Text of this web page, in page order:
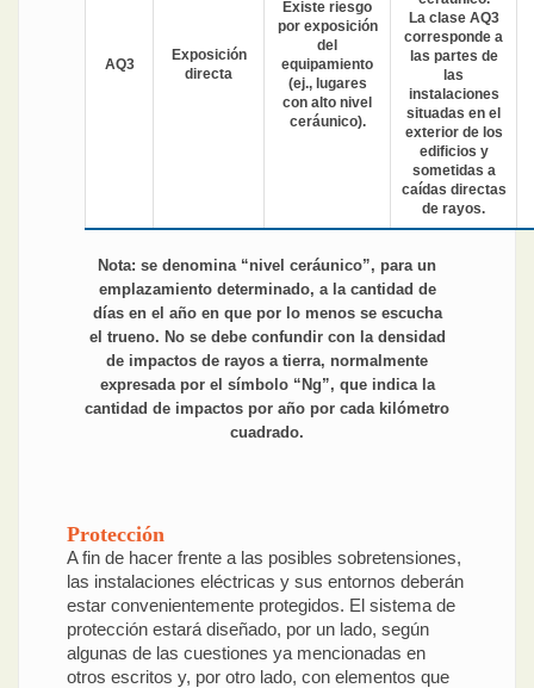
La clase AQ3
corresponde a
las partes de
las
instalaciones
situadas en el
exterior de los
edificios y
sometidas a
caídas directas
de rayos.
AQ3
Exposición
directa
Existe riesgo
por exposición
del
equipamiento
(ej., lugares
con alto nivel
ceráunico).
Nota: se denomina “nivel ceráunico”, para un
emplazamiento determinado, a la cantidad de
días en el año en que por lo menos se escucha
el trueno. No se debe confundir con la densidad
de impactos de rayos a tierra, normalmente
expresada por el símbolo “Ng”, que indica la
cantidad de impactos por año por cada kilómetro
cuadrado.
Protección
A fin de hacer frente a las posibles sobretensiones,
las instalaciones eléctricas y sus entornos deberán
estar convenientemente protegidos. El sistema de
protección estará diseñado, por un lado, según
algunas de las cuestiones ya mencionadas en
otros escritos y, por otro lado, con elementos que